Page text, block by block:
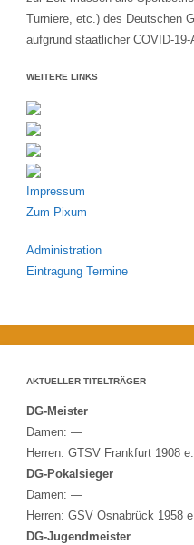
Turniere, etc.) des Deutschen
aufgrund staatlicher COVID-19-
WEITERE LINKS
Impressum
Zum Pixum
Administration
Eintragung Termine
AKTUELLER TITELTRÄGER
DG-Meister
Damen: —
Herren: GTSV Frankfurt 1908
DG-Pokalsieger
Damen: —
Herren: GSV Osnabrück 1958
DG-Jugendmeister